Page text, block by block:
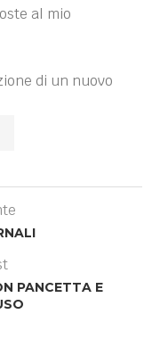
al mio
di un nuovo
PANCETTA E